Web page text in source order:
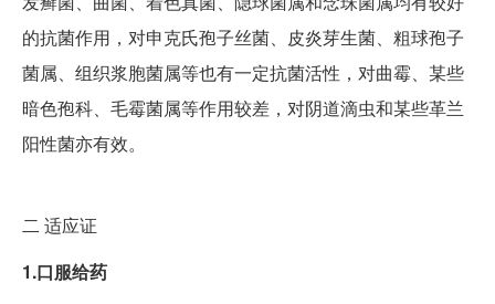
的抗菌作用，对申克氏孢子丝菌、皮炎芽生菌、粗球孢子
菌属、组织浆胞菌属等也有一定抗菌活性，对曲霉、某些
暗色孢科、毛霉菌属等作用较差，对阴道滴虫和某些革兰
阳性菌亦有效。
二 适应证
1.口服给药